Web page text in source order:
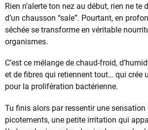
Rien n’alerte ton nez au début, rien ne te
d’un chausson “sale”. Pourtant, en
séchée se transforme en véritable
organismes.
C’est ce mélange de chaud-froid,
et de fibres qui retiennent tout… qui crée
pour la prolifération bactérienne.
Tu finis alors par ressentir une sensation
picotements, une petite irritation qui